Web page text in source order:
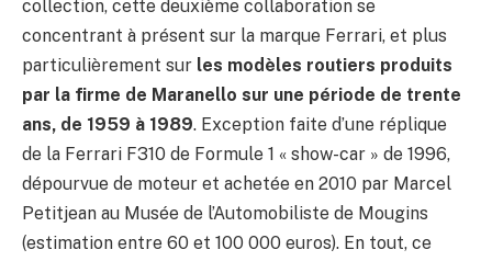
collection, cette deuxième collaboration se
concentrant à présent sur la marque Ferrari, et plus
particulièrement sur les modèles routiers produits
par la firme de Maranello sur une période de trente
ans, de 1959 à 1989. Exception faite d’une réplique
de la Ferrari F310 de Formule 1 « show-car » de 1996,
dépourvue de moteur et achetée en 2010 par Marcel
Petitjean au Musée de l’Automobiliste de Mougins
(estimation entre 60 et 100 000 euros). En tout, ce